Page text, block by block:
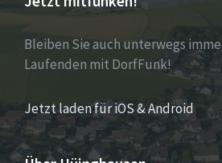
Bleiben Sie auch unterwegs
Laufenden mit DorfFunk!
Jetzt laden für iOS & Android